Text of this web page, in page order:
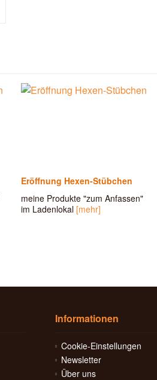
Eröffnung Hexen-Stübchen
meine Produkte "zum Anfassen"
im Ladenlokal [mehr]
Informationen
Cookie-Einstellungen
Newsletter
Über uns